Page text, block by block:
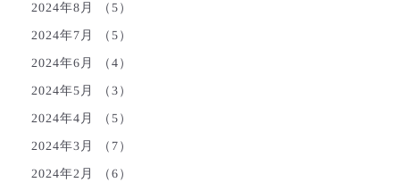
2024年8月 （5）
2024年7月 （5）
2024年6月 （4）
2024年5月 （3）
2024年4月 （5）
2024年3月 （7）
2024年2月 （6）